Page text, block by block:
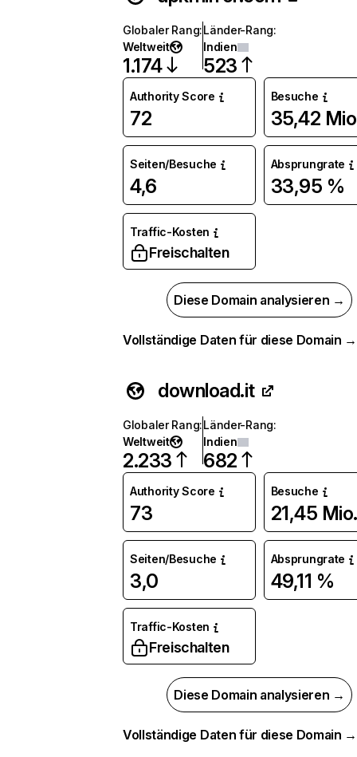
Globaler Rang:
Weltweit
1.174
Länder-Rang:
Indien
523
Authority Score
72
Besuche
35,42
Seiten/Besuche
4,6
Absprungrate
33,95 %
Traffic-Kosten
Freischalten
Diese Domain analysieren →
Vollständige Daten für diese Domain →
download.it
Globaler Rang:
Weltweit
2.233
Länder-Rang:
Indien
682
Authority Score
73
Besuche
21,45 Mio.
Seiten/Besuche
3,0
Absprungrate
49,11 %
Traffic-Kosten
Freischalten
Diese Domain analysieren →
Vollständige Daten für diese Domain →